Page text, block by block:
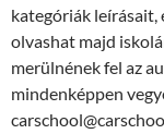
kategóriák leírásait,
olvashat majd
merülnének fel az
mindenképpen